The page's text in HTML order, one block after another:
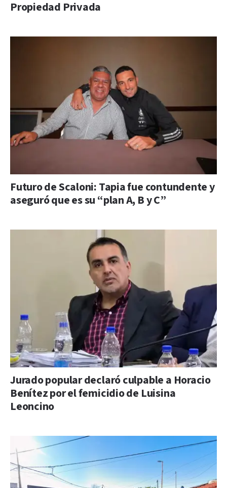
Propiedad Privada
Futuro de Scaloni: Tapia fue contundente y
aseguró que es su “plan A, B y C”
Jurado popular declaró culpable a Horacio
Benítez por el femicidio de Luisina
Leoncino